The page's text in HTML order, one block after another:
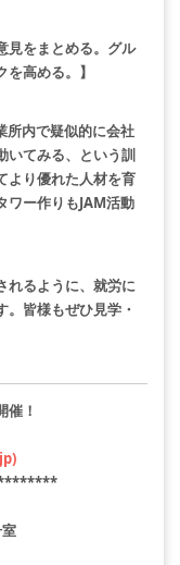
をまとめる。 グル
高める。】
所内で疑似的に会社
いてみる、という訓
より優れた人材を育
ワー作りもJAM活動
れるように、就労に
皆様もぜひ見学・
催！